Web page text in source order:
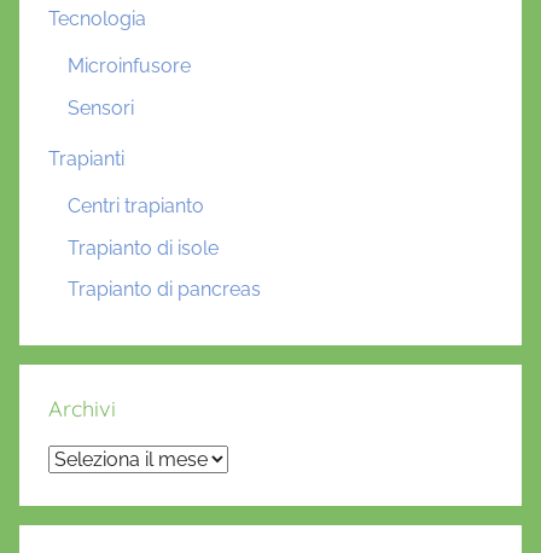
Tecnologia
Microinfusore
Sensori
Trapianti
Centri trapianto
Trapianto di isole
Trapianto di pancreas
Archivi
Archivi